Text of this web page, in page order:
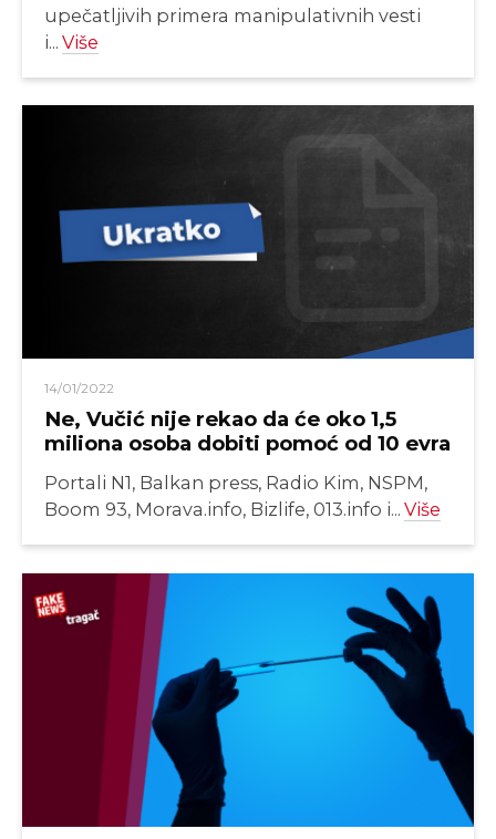
upečatljivih primera manipulativnih vesti
i... Više
14/01/2022
Ne, Vučić nije rekao da će oko 1,5
miliona osoba dobiti pomoć od 10 evra
Portali N1, Balkan press, Radio Kim, NSPM,
Boom 93, Morava.info, Bizlife, 013.info i... Više